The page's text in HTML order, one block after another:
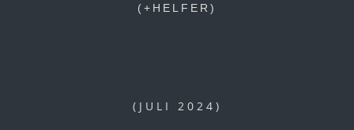
(+HELFER)
(JULI 2024)